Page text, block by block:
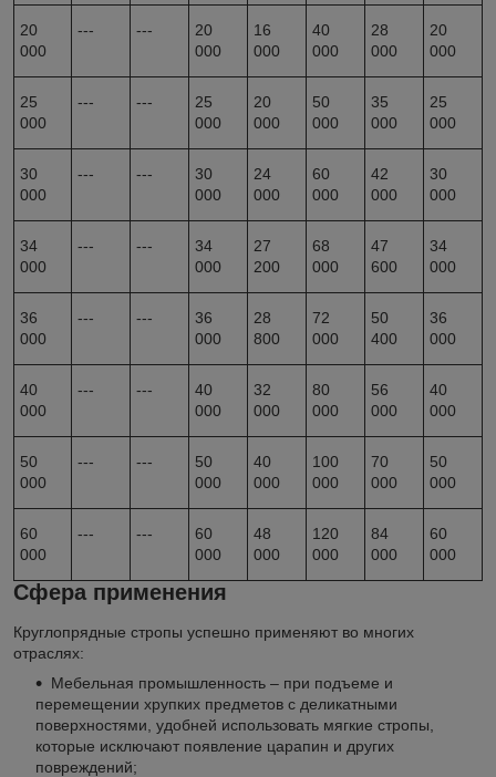
20
000
--- ---
20
000
16
000
40
000
28
000
20
000
25
000
--- ---
25
000
20
000
50
000
35
000
25
000
30
000
--- ---
30
000
24
000
60
000
42
000
30
000
34
000
--- ---
34
000
27
200
68
000
47
600
34
000
36
000
--- ---
36
000
28
800
72
000
50
400
36
000
40
000
--- ---
40
000
32
000
80
000
56
000
40
000
50
000
--- ---
50
000
40
000
100
000
70
000
50
000
60
000
--- ---
60
000
48
000
120
000
84
000
60
000
Сфера применения
Круглопрядные стропы успешно применяют во многих
отраслях:
Мебельная промышленность – при подъеме и
перемещении хрупких предметов с деликатными
поверхностями, удобней использовать мягкие стропы,
которые исключают появление царапин и других
повреждений;